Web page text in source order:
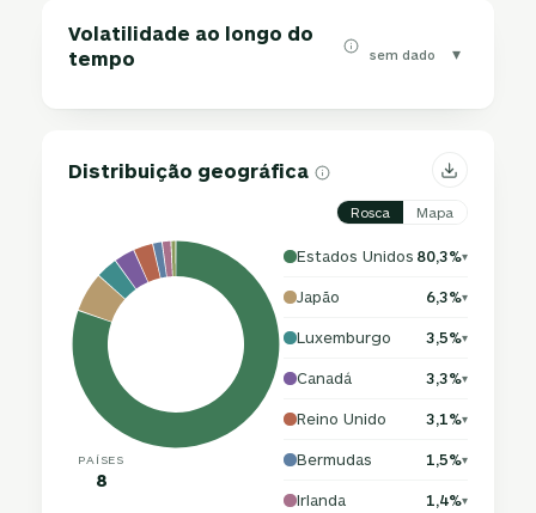
Volatilidade ao longo do
tempo
sem dado ▾
Distribuição geográfica
Rosca Mapa
PAÍSES
8
Estados Unidos 80,3%▾
Japão 6,3%▾
Luxemburgo 3,5%▾
Canadá 3,3%▾
Reino Unido 3,1%▾
Bermudas 1,5%▾
Irlanda 1,4%▾